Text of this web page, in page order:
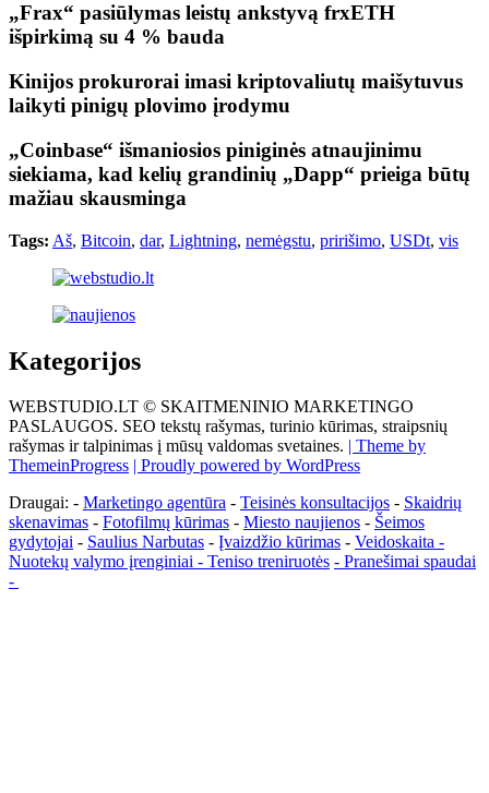
„Frax“ pasiūlymas leistų ankstyvą frxETH
išpirkimą su 4 % bauda
Kinijos prokurorai imasi kriptovaliutų maišytuvus
laikyti pinigų plovimo įrodymu
„Coinbase“ išmaniosios piniginės atnaujinimu
siekiama, kad kelių grandinių „Dapp“ prieiga būtų
mažiau skausminga
Tags: Aš, Bitcoin, dar, Lightning, nemėgstu, pririšimo, USDt, vis
Kategorijos
WEBSTUDIO.LT © SKAITMENINIO MARKETINGO
PASLAUGOS. SEO tekstų rašymas, turinio kūrimas, straipsnių
rašymas ir talpinimas į mūsų valdomas svetaines. | Theme by
ThemeinProgress | Proudly powered by WordPress
Draugai: - Marketingo agentūra - Teisinės konsultacijos - Skaidrių
skenavimas - Fotofilmų kūrimas - Miesto naujienos - Šeimos
gydytojai - Saulius Narbutas - Įvaizdžio kūrimas - Veidoskaita -
Nuotekų valymo įrenginiai - Teniso treniruotės - Pranešimai spaudai
-